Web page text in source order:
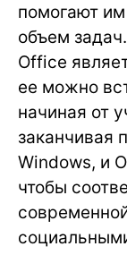
помогают
объем
Office
ее можно
начиная от
заканчивая
Windows, и
чтобы